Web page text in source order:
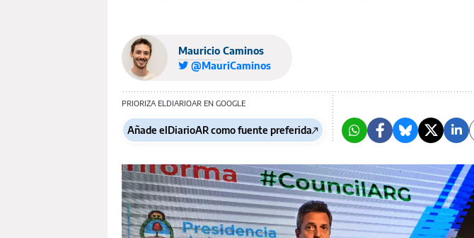
Mauricio Caminos
@MauriCaminos
PRIORIZA ELDIARIOAR EN GOOGLE
Añade elDiarioAR como fuente preferida